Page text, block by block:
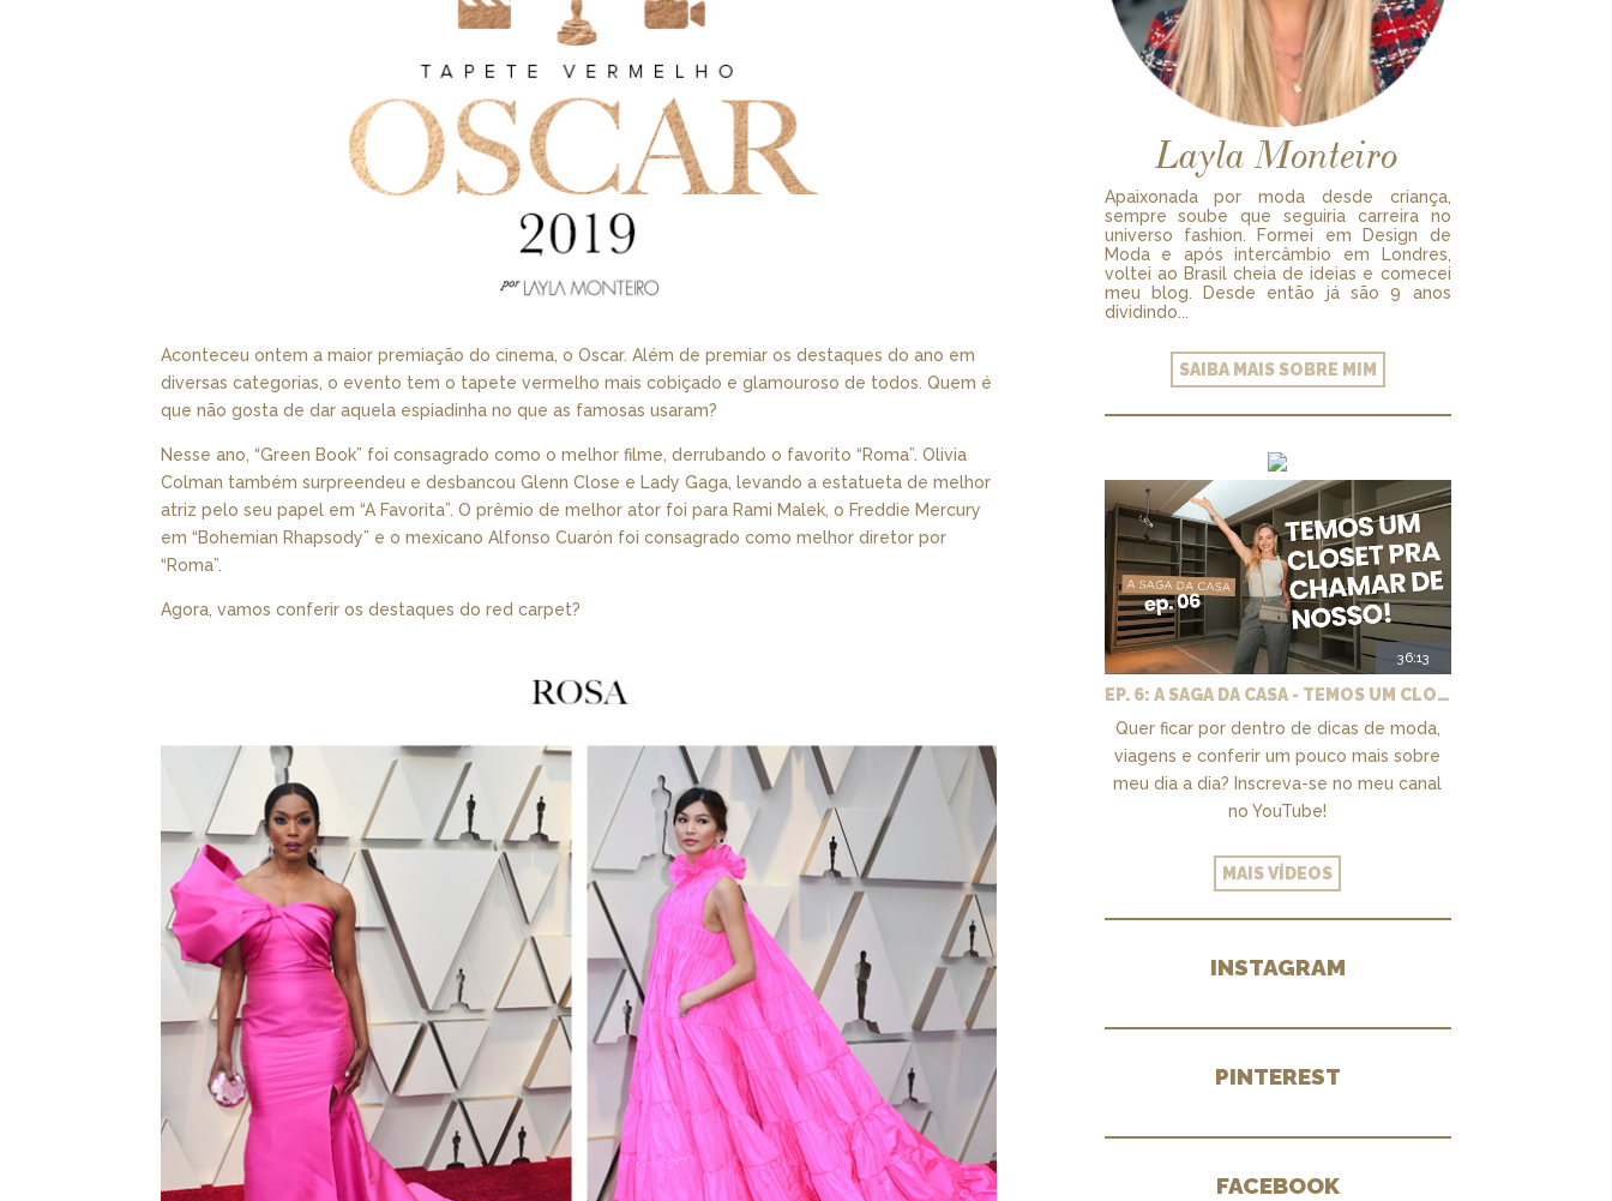
Aconteceu ontem a maior premiação do cinema, o Oscar. Além de premiar os destaques do ano em
diversas categorias, o evento tem o tapete vermelho mais cobiçado e glamouroso de todos. Quem é
que não gosta de dar aquela espiadinha no que as famosas usaram?
Nesse ano, “Green Book” foi consagrado como o melhor filme, derrubando o favorito “Roma”. Olivia
Colman também surpreendeu e desbancou Glenn Close e Lady Gaga, levando a estatueta de melhor
atriz pelo seu papel em “A Favorita”. O prêmio de melhor ator foi para Rami Malek, o Freddie Mercury
em “Bohemian Rhapsody” e o mexicano Alfonso Cuarón foi consagrado como melhor diretor por
“Roma”.
Agora, vamos conferir os destaques do red carpet?
Layla Monteiro
Apaixonada por moda desde criança,
sempre soube que seguiria carreira no
universo fashion. Formei em Design de
Moda e após intercâmbio em Londres,
voltei ao Brasil cheia de ideias e comecei
meu blog. Desde então já são 9 anos
dividindo...
SAIBA MAIS SOBRE MIM
36:13
EP. 6: A SAGA DA CASA - TEMOS UM CLOSET PRA CHAMAR DE NOSSO + MARCENARIA E PAISAGISMO
Quer ficar por dentro de dicas de moda,
viagens e conferir um pouco mais sobre
meu dia a dia? Inscreva-se no meu canal
no YouTube!
MAIS VÍDEOS
INSTAGRAM
PINTEREST
FACEBOOK